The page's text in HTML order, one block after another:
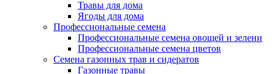
Травы для дома
Ягоды для дома
Профессиональные семена
Профессиональные семена овощей и зелени
Профессиональные семена цветов
Семена газонных трав и сидератов
Газонные травы